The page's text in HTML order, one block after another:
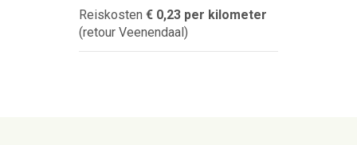
Reiskosten€ 0,23 per kilometer
(retour Veenendaal)